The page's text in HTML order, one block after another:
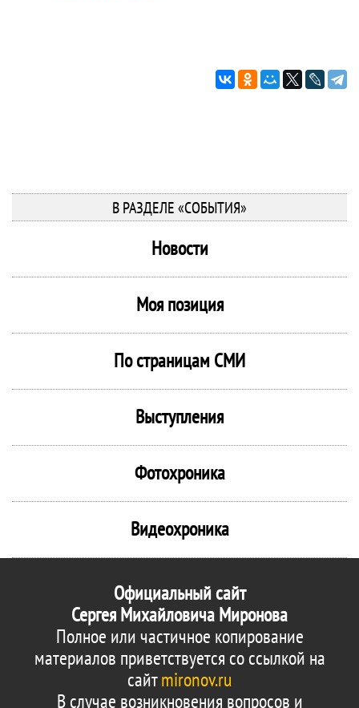
В РАЗДЕЛЕ «СОБЫТИЯ»
Новости
Моя позиция
По страницам СМИ
Выступления
Фотохроника
Видеохроника
Официальный сайт
Сергея Михайловича Миронова
Полное или частичное копирование
материалов приветствуется со ссылкой на
сайтmironov.ru
В случае возникновения вопросов и